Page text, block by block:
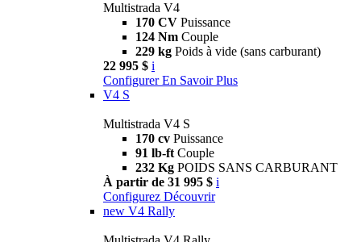
Multistrada V4
170 CV Puissance
124 Nm Couple
229 kg Poids à vide (sans carburant)
22 995 $ i
Configurer En Savoir Plus
V4 S
Multistrada V4 S
170 cv Puissance
91 lb-ft Couple
232 Kg POIDS SANS CARBURANT
À partir de 31 995 $ i
Configurez Découvrir
new V4 Rally